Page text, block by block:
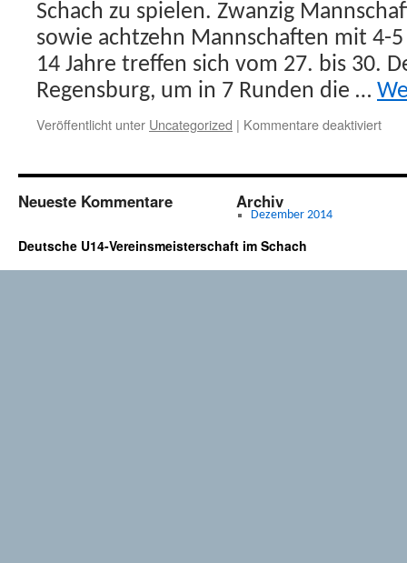
Schach zu spielen. Zwanzig
sowie achtzehn Mannschaften mit 4-
14 Jahre treffen sich vom 27. bis 30.
Regensburg, um in 7 Runden die …
Veröffentlicht unter Uncategorized | Kommentare deaktiviertfür
das
Neueste Kommentare Archiv
Dezember 2014
Deutsche U14-Vereinsmeisterschaft im Schach